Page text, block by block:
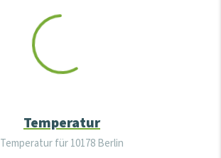
Temperatur
Temperatur für10178 Berlin